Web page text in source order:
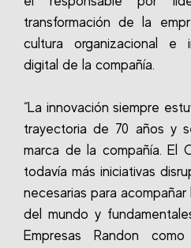
transformación de la
cultura organizacional e
digital de la compañía.
“La innovación siempre
trayectoria de 70 años y
marca de la compañía. El
todavía más iniciativas
necesarias para
del mundo y
Empresas Randon